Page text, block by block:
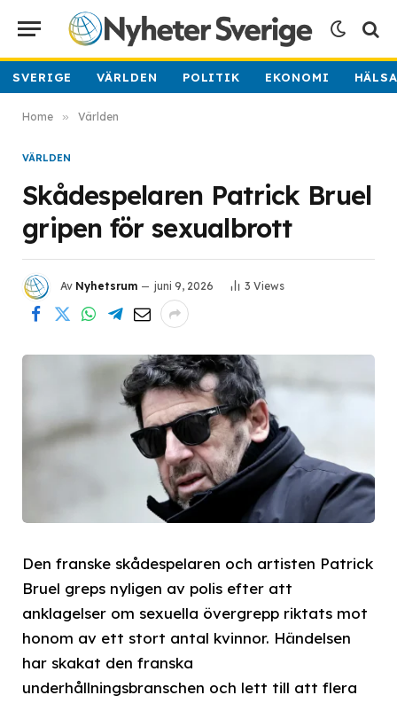
SVERIGE VÄRLDEN POLITIK EKONOMI
Home » Världen
VÄRLDEN
Skådespelaren Patrick Bruel
gripen för sexualbrott
Av Nyhetsrum juni 9, 2026 3 Views
Den franske skådespelaren och artisten Patrick
Bruel greps nyligen av polis efter att
anklagelser om sexuella övergrepp riktats mot
honom av ett stort antal kvinnor. Händelsen
har skakat den franska
underhållningsbranschen och lett till att flera